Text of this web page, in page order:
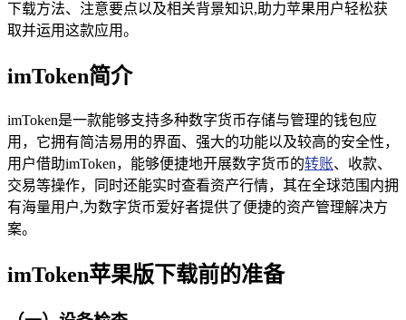
下载方法、注意要点以及相关背景知识,助力苹果用户轻松获
取并运用这款应用。
imToken简介
imToken是一款能够支持多种数字货币存储与管理的钱包应
用，它拥有简洁易用的界面、强大的功能以及较高的安全性，
用户借助imToken，能够便捷地开展数字货币的转账、收款、
交易等操作，同时还能实时查看资产行情，其在全球范围内拥
有海量用户,为数字货币爱好者提供了便捷的资产管理解决方
案。
imToken苹果版下载前的准备